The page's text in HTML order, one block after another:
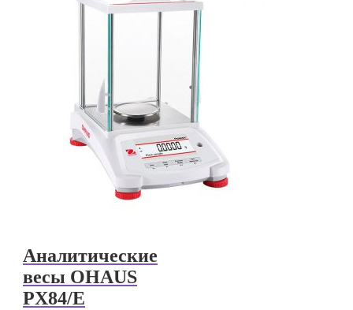
Аналитические
весы OHAUS
PX84/E